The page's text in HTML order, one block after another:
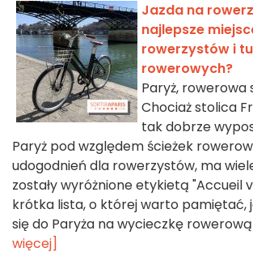
Jazda na
najlepsze
rowerzystów i
rowerowych?
Paryż, rowerowa
Chociaż stolica
tak dobrze
Paryż pod względem ścieżek
udogodnień dla rowerzystów, ma
zostały wyróżnione etykietą "Accueil
krótka lista, o której warto pamiętać,
się do Paryża na wycieczkę
więcej]